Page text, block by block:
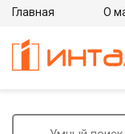
Главная О